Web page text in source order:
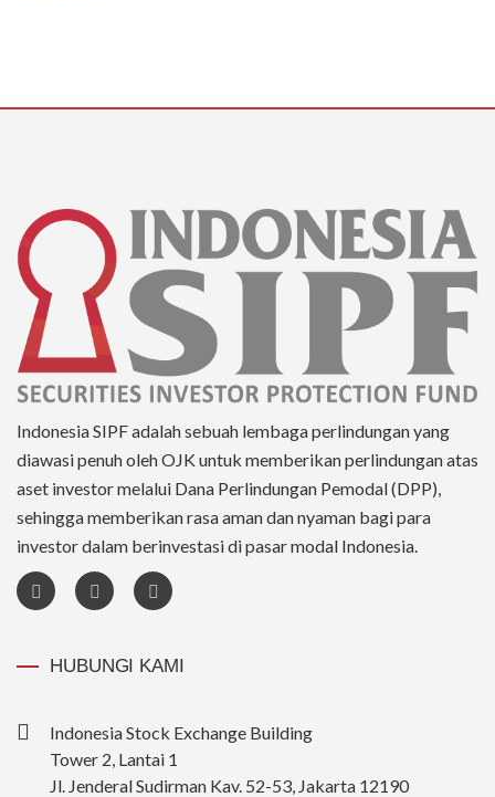
Indonesia SIPF adalah sebuah lembaga perlindungan yang
diawasi penuh oleh OJK untuk memberikan perlindungan atas
aset investor melalui Dana Perlindungan Pemodal (DPP),
sehingga memberikan rasa aman dan nyaman bagi para
investor dalam berinvestasi di pasar modal Indonesia.
HUBUNGI KAMI
Indonesia Stock Exchange Building
Tower 2, Lantai 1
Jl. Jenderal Sudirman Kav. 52-53, Jakarta 12190